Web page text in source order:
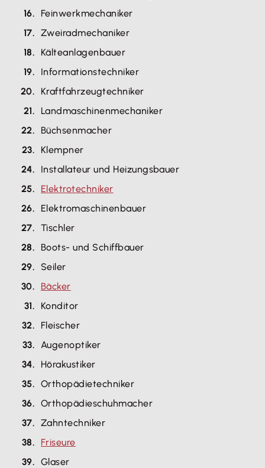
Feinwerkmechaniker
Zweiradmechaniker
Kälteanlagenbauer
Informationstechniker
Kraftfahrzeugtechniker
Landmaschinenmechaniker
Büchsenmacher
Klempner
Installateur und Heizungsbauer
Elektrotechniker
Elektromaschinenbauer
Tischler
Boots- und Schiffbauer
Seiler
Bäcker
Konditor
Fleischer
Augenoptiker
Hörakustiker
Orthopädietechniker
Orthopädieschuhmacher
Zahntechniker
Friseure
Glaser